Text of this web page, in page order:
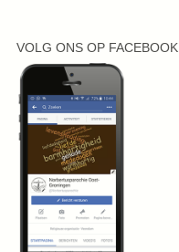
VOLG ONS OP FACEBOOK